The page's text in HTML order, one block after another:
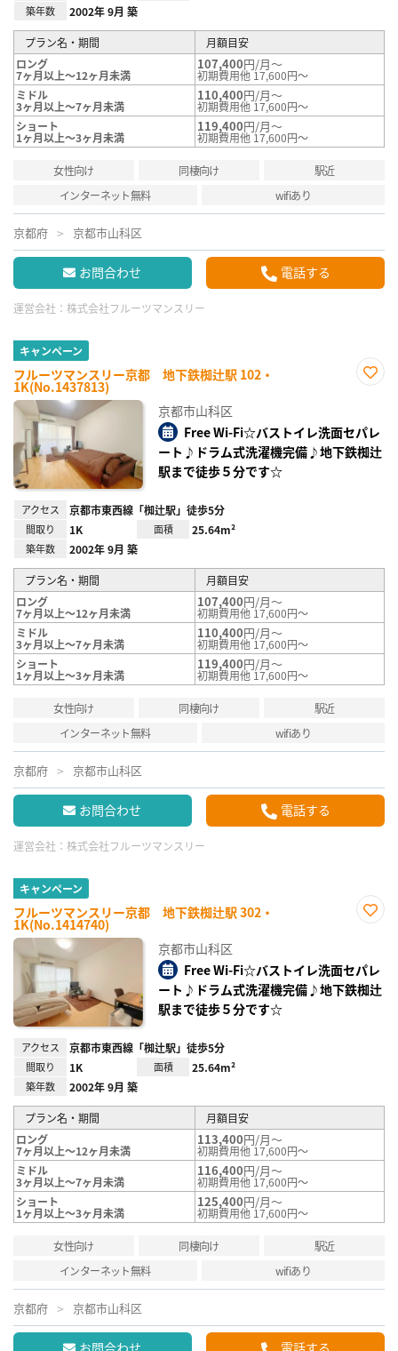
築年数 2002年 9月 築
プラン名・期間
月額目安
ロング
7ヶ月以上～12ヶ月未満
107,400円/月～
初期費用他 17,600円～
ミドル
3ヶ月以上～7ヶ月未満
110,400円/月～
初期費用他 17,600円～
ショート
1ヶ月以上～3ヶ月未満
119,400円/月～
初期費用他 17,600円～
女性向け 同棲向け
駅近
インターネット無料
wifiあり
京都府 京都市山科区
お問合わせ 電話する
運営会社： 株式会社フルーツマンスリー
キャンペーン
フルーツマンスリー京都 地下鉄椥辻駅 102・
1K(No.1437813)
録
京都市山科区
Free Wi-Fi☆バストイレ洗面セパレ
ート♪ドラム式洗濯機完備♪地下鉄椥辻
駅まで徒歩５分です☆
アクセス 京都市東西線「椥辻駅」徒歩5分
間取り 1K 面積 25.64m²
築年数 2002年 9月 築
プラン名・期間
月額目安
ロング
7ヶ月以上～12ヶ月未満
107,400円/月～
初期費用他 17,600円～
ミドル
3ヶ月以上～7ヶ月未満
110,400円/月～
初期費用他 17,600円～
ショート
1ヶ月以上～3ヶ月未満
119,400円/月～
初期費用他 17,600円～
女性向け 同棲向け
駅近
インターネット無料
wifiあり
京都府 京都市山科区
お問合わせ 電話する
運営会社： 株式会社フルーツマンスリー
キャンペーン
フルーツマンスリー京都 地下鉄椥辻駅 302・
1K(No.1414740)
録
京都市山科区
Free Wi-Fi☆バストイレ洗面セパレ
ート♪ドラム式洗濯機完備♪地下鉄椥辻
駅まで徒歩５分です☆
アクセス 京都市東西線「椥辻駅」徒歩5分
間取り 1K 面積 25.64m²
築年数 2002年 9月 築
プラン名・期間
月額目安
ロング
7ヶ月以上～12ヶ月未満
113,400円/月～
初期費用他 17,600円～
ミドル
3ヶ月以上～7ヶ月未満
116,400円/月～
初期費用他 17,600円～
ショート
1ヶ月以上～3ヶ月未満
125,400円/月～
初期費用他 17,600円～
女性向け 同棲向け
駅近
インターネット無料
wifiあり
京都府 京都市山科区